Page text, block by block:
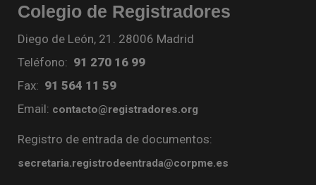
Colegio de Registradores
Diego de León, 21. 28006 Madrid
Teléfono: 91 270 16 99
Fax: 91 564 11 59
Email: contacto@registradores.org
Registro de entrada de documentos:
secretaria.registrodeentrada@corpme.es